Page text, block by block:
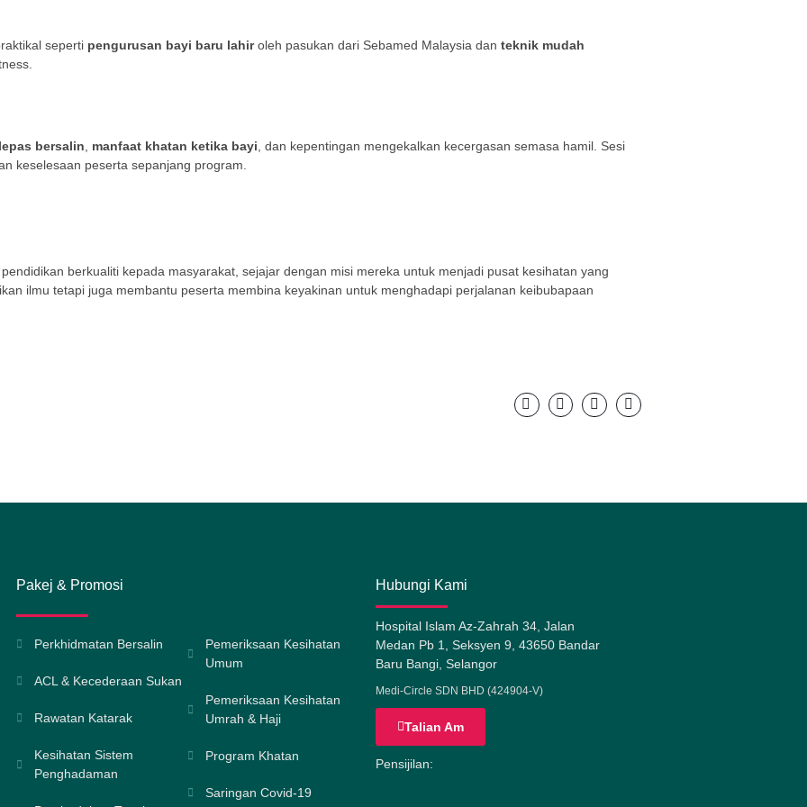
seperti pengurusan bayi baru lahiroleh pasukan dari Sebamed Malaysia dan teknik mudah
bersalin manfaat khatan ketika bayi , dan kepentingan mengekalkan kecergasan semasa hamil. Sesi
keselesaan peserta sepanjang program.
berkualiti kepada masyarakat, sejajar dengan misi mereka untuk menjadi pusat kesihatan yang
ilmu tetapi juga membantu peserta membina keyakinan untuk menghadapi perjalanan keibubapaan
Pakej & Promosi
Perkhidmatan Bersalin
ACL & Kecederaan Sukan
Rawatan Katarak
Kesihatan Sistem
Penghadaman
Pemeriksaan Kesihatan
Umum
Pemeriksaan Kesihatan
Umrah & Haji
Program Khatan
Saringan Covid-19
Hubungi Kami
Hospital Islam Az-Zahrah 34, Jalan
Medan Pb 1, Seksyen 9, 43650 Bandar
Baru Bangi, Selangor
Medi-Circle SDN BHD (424904-V)
Talian Am
Pensijilan: